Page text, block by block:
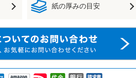
紙の厚みの目安